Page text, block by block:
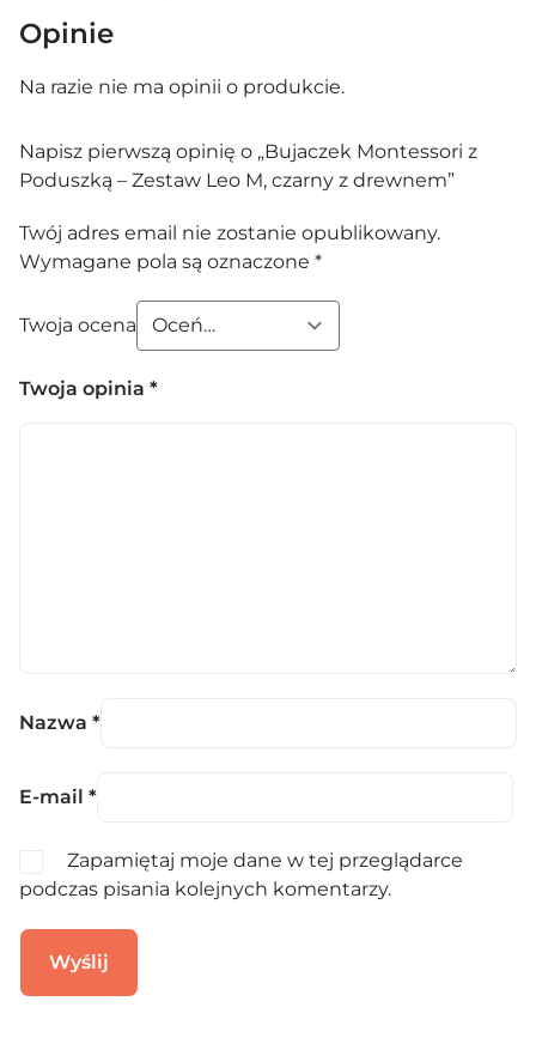
Opinie
Na razie nie ma opinii o produkcie.
Napisz pierwszą opinię o „Bujaczek Montessori z
Poduszką – Zestaw Leo M, czarny z drewnem”
Twój adres email nie zostanie opublikowany.
Wymagane pola są oznaczone *
Twoja ocena
Twoja opinia *
Nazwa *
E-mail *
Zapamiętaj moje dane w tej przeglądarce
podczas pisania kolejnych komentarzy.